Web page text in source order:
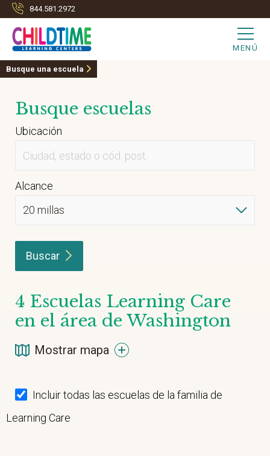
844.581.2972
MENÚ
Busque una escuela
Busque escuelas
Ubicación
Alcance
Buscar
4 Escuelas Learning Care
en el área de Washington
Mostrar mapa
Incluir todas las escuelas de la familia de
Learning Care